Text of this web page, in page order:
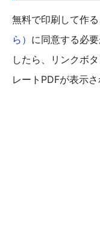
無料で印刷して作る
ら） に同意する必
したら、リンクボ
レートPDFが表示